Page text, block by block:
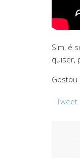
Sim, é
quiser,
Gostou
Tweet